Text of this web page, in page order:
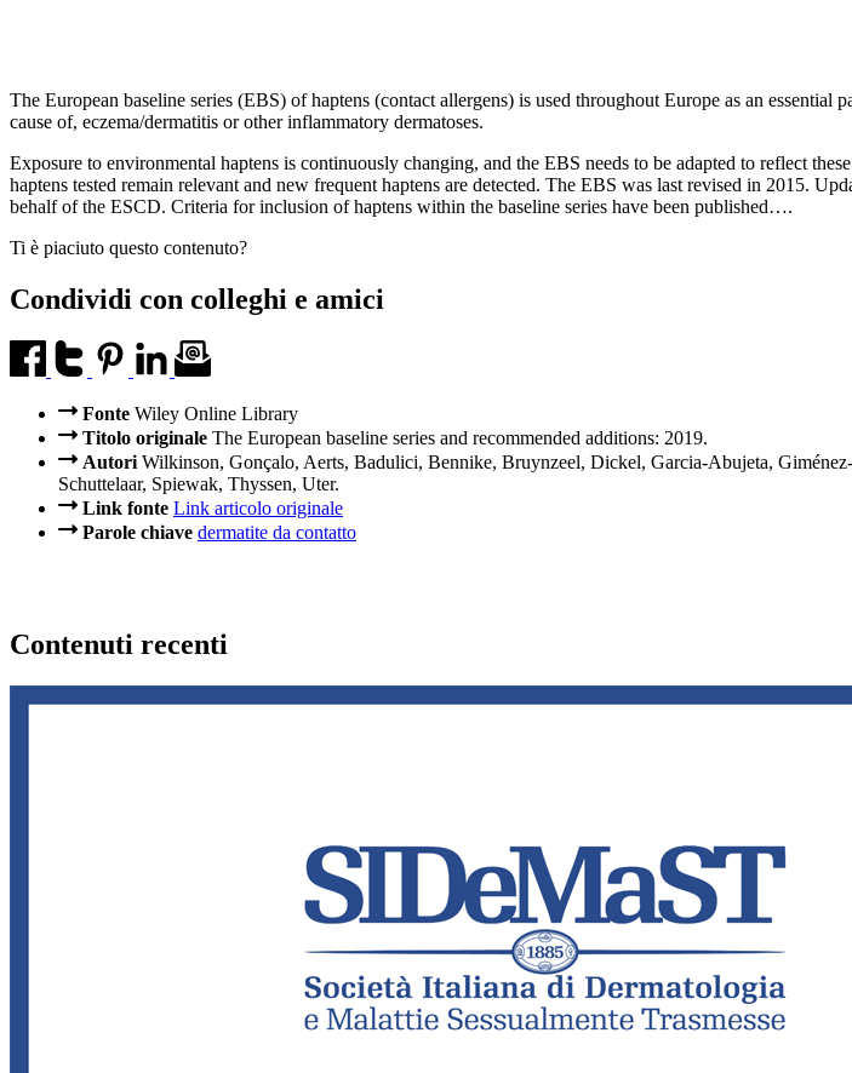
The European baseline series (EBS) of haptens (contact allergens) is used throughout Europe as an
cause of, eczema/dermatitis or other inflammatory dermatoses.
Exposure to environmental haptens is continuously changing, and the EBS needs to be adapted to reflect
haptens tested remain relevant and new frequent haptens are detected. The EBS was last revised in 2015.
behalf of the ESCD. Criteria for inclusion of haptens within the baseline series have been published….
Ti è piaciuto questo contenuto?
Condividi con colleghi e amici
Fonte Wiley Online Library
Titolo originale The European baseline series and recommended additions: 2019.
Autori Wilkinson, Gonçalo, Aerts, Badulici, Bennike, Bruynzeel, Dickel, Garcia-Abujeta,
Schuttelaar, Spiewak, Thyssen, Uter.
Link fonte Link articolo originale
Parole chiave dermatite da contatto
Contenuti recenti